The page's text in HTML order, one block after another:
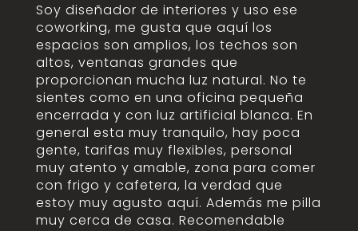
Soy diseñador de interiores y uso ese
coworking, me gusta que aquí los
espacios son amplios, los techos son
altos, ventanas grandes que
proporcionan mucha luz natural. No te
sientes como en una oficina pequeña
encerrada y con luz artificial blanca. En
general esta muy tranquilo, hay poca
gente, tarifas muy flexibles, personal
muy atento y amable, zona para comer
con frigo y cafetera, la verdad que
estoy muy agusto aquí. Además me pilla
muy cerca de casa. Recomendable